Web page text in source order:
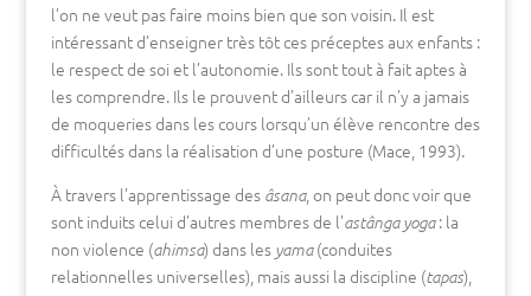
l’on ne veut pas faire moins bien que son voisin. Il est
intéressant d’enseigner très tôt ces préceptes aux enfants :
le respect de soi et l’autonomie. Ils sont tout à fait aptes à
les comprendre. Ils le prouvent d’ailleurs car il n’y a jamais
de moqueries dans les cours lorsqu’un élève rencontre des
difficultés dans la réalisation d’une posture (Mace, 1993).
À travers l’apprentissage des âsana, on peut donc voir que
sont induits celui d’autres membres de l’astânga yoga: la
non violence (ahimsa) dans les yama(conduites
relationnelles universelles), mais aussi la discipline (tapas),